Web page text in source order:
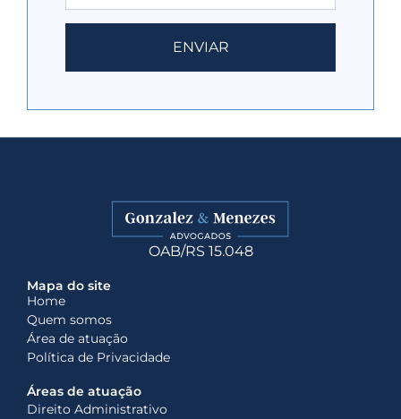
ENVIAR
OAB/RS 15.048
Mapa do site
Home
Quem somos
Área de atuação
Política de Privacidade
Áreas de atuação
Direito Administrativo